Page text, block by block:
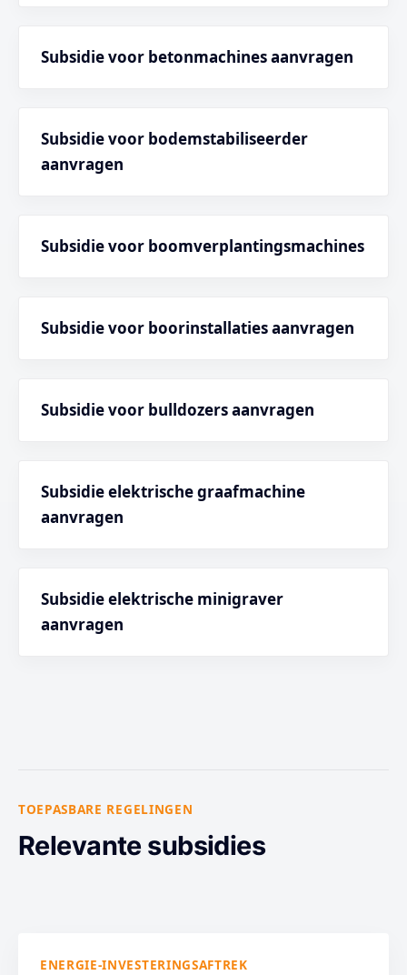
Subsidie voor betonmachines aanvragen
Subsidie voor bodemstabiliseerder
aanvragen
Subsidie voor boomverplantingsmachines
Subsidie voor boorinstallaties aanvragen
Subsidie voor bulldozers aanvragen
Subsidie elektrische graafmachine
aanvragen
Subsidie elektrische minigraver
aanvragen
TOEPASBARE REGELINGEN
Relevante subsidies
ENERGIE-INVESTERINGSAFTREK